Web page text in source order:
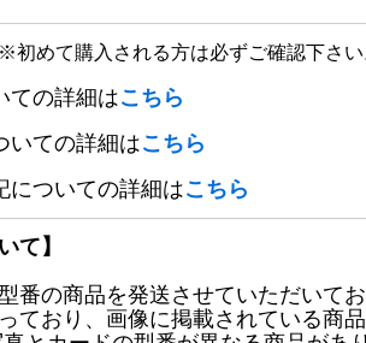
※初めて購入される方は必ずご確認下さい
ての詳細はこちら
いての詳細はこちら
についての詳細はこちら
て】
番の商品を発送させていただいてお
ており、画像に掲載されている商